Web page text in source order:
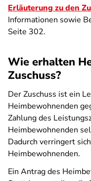
Erläuterung zu den
Informationen sowie
Seite 302.
Wie erhalten
Zuschuss?
Der Zuschuss ist ein
Heimbewohnenden
Zahlung des
Heimbewohnenden
Dadurch verringert
Heimbewohnenden.
Ein Antrag des